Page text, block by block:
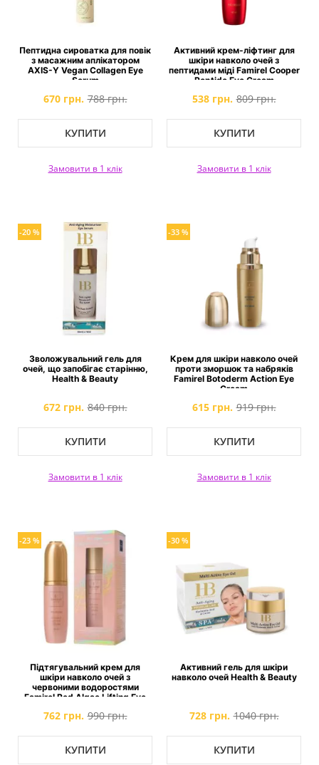
Пептидна сироватка для повік
з масажним аплікатором
AXIS-Y Vegan Collagen Eye
Serum
670 грн. 788 грн.
КУПИТИ
Замовити в 1 клік
Активний крем-ліфтинг для
шкіри навколо очей з
пептидами міді Famirel Cooper
Peptide Eye Cream
538 грн. 809 грн.
КУПИТИ
Замовити в 1 клік
-20 %
Зволожувальний гель для
очей, що запобігає старінню,
Health & Beauty
672 грн. 840 грн.
КУПИТИ
Замовити в 1 клік
-33 %
Крем для шкіри навколо очей
проти зморшок та набряків
Famirel Botoderm Action Eye
Cream
615 грн. 919 грн.
КУПИТИ
Замовити в 1 клік
-23 %
Підтягувальний крем для
шкіри навколо очей з
червоними водоростями
Famirel Red Algae Lifting Eye
762 грн. 990 грн.
КУПИТИ
-30 %
Активний гель для шкіри
навколо очей Health & Beauty
728 грн. 1040 грн.
КУПИТИ